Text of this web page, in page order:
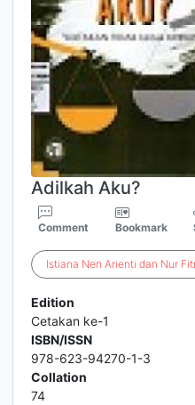
Adilkah Aku?
Comment Bookmark
Istiana Nen Arienti dan Nur
Edition
Cetakan ke-1
ISBN/ISSN
978-623-94270-1-3
Collation
74